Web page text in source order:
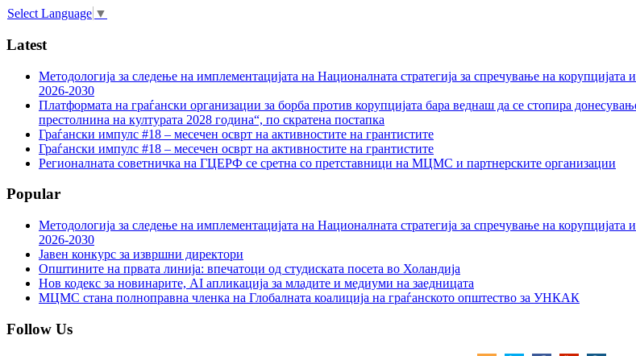
Select Language ▼
Latest
Методологија за следење на имплементацијата на Националната стратегија за спречување на
2026-2030
Платформата на граѓански организации за борба против корупцијата бара веднаш да се стопира
престолнина на културата 2028 година“, по скратена постапка
Граѓански импулс #18 – месечен осврт на активностите на грантистите
Граѓански импулс #18 – месечен осврт на активностите на грантистите
Регионалната советничка на ГЦЕРФ се сретна со претставници на МЦМС и партнерските организации
Popular
Методологија за следење на имплементацијата на Националната стратегија за спречување на
2026-2030
Јавен конкурс за извршни директори
Општините на првата линија: впечатоци од студиската посета во Холандија
Нов кодекс за новинарите, AI апликација за младите и медиуми на заедницата
МЦМС стана полноправна членка на Глобалната коалиција на граѓанското општество за УНКАК
Follow Us